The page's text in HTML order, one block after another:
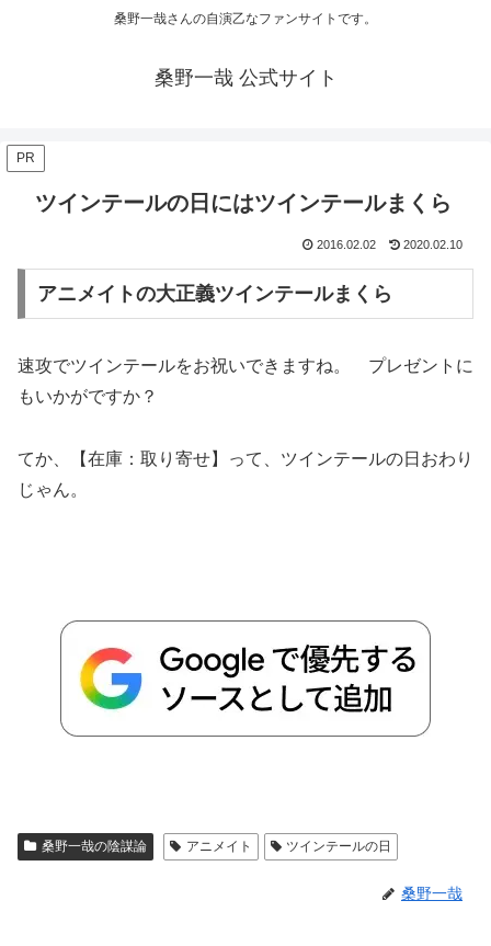
桑野一哉さんの自演乙なファンサイトです。
桑野一哉 公式サイト
PR
ツインテールの日にはツインテールまくら
2016.02.02 2020.02.10
アニメイトの大正義ツインテールまくら
速攻でツインテールをお祝いできますね。 プレゼントに
もいかがですか？
てか、【在庫：取り寄せ】って、ツインテールの日おわり
じゃん。
桑野一哉の陰謀論 アニメイト ツインテールの日
桑野一哉